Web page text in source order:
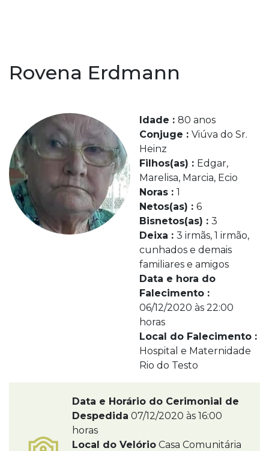
Rovena Erdmann
Idade : 80 anos
Conjuge : Viúva do Sr.
Heinz
Filhos(as) : Edgar,
Marelisa, Marcia, Ecio
Noras : 1
Netos(as) : 6
Bisnetos(as) : 3
Deixa : 3 irmãs, 1 irmão,
cunhados e demais
familiares e amigos
Data e hora do
Falecimento :
06/12/2020 às 22:00
horas
Local do Falecimento :
Hospital e Maternidade
Rio do Testo
Data e Horário do Cerimonial de
Despedida 07/12/2020 às 16:00
horas
Local do Velório Casa Comunitária